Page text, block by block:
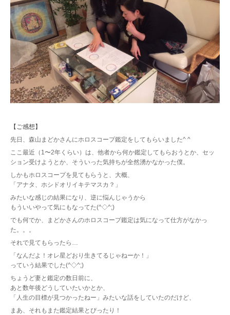
【ご感想】
先日、森山まどかさんにホロスコープ鑑定をしてもらいました^ ^
ここ最近（1〜2年くらい）は、他者から何か鑑定してもらおうとか、セッ
ション受けようとか、そういった気持ちが全然湧かなかった僕。
しかもホロスコープを見てもらうと、大概、
「アナタ、ホシドオリイキテマスカ？」
みたいな感じの結果になり、逆に悩んじゃうから
もういいやって気にもなってた(^◇^;)
でも何でか、まどかさんのホロスコープ鑑定は気になって仕方がなかっ
た。。。
それで見てもらったら…
「なんだよ！オレ星どおり生きてるじゃねーか！」
っていう結果でした(^◇^;)
ちょうど妻と鑑定の数日前に、
あと数年後どうしていたいかとか、
「人生の目標が見つかったねー」みたいな話をしていたのだけど、
まあ、それもまた鑑定結果とぴったり！